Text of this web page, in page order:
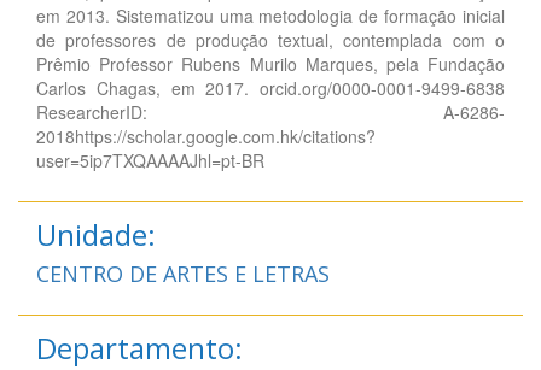
em 2013. Sistematizou uma metodologia de formação inicial
de professores de produção textual, contemplada com o
Prêmio Professor Rubens Murilo Marques, pela Fundação
Carlos Chagas, em 2017. orcid.org/0000-0001-9499-6838
ResearcherID: A-6286-
2018https://scholar.google.com.hk/citations?
user=5ip7TXQAAAAJhl=pt-BR
Unidade:
CENTRO DE ARTES E LETRAS
Departamento: